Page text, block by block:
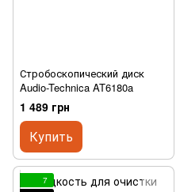
Стробоскопический диск
Audio-Technica AT6180a
1 489 грн
Купить
7